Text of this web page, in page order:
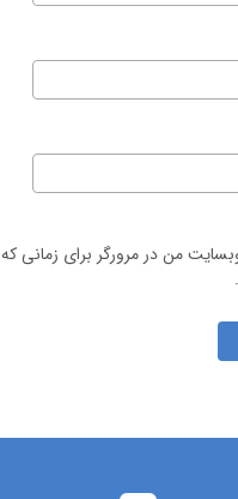
من در مرورگر برای زمانی که